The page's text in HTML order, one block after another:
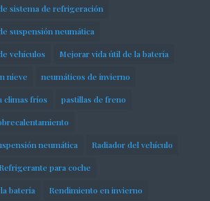
sistema de refrigeración
suspensión neumática
vehículos Mejorar vida útil de la batería
nieve neumáticos de invierno
climas fríos pastillas de freno
neumática Radiador del vehículo
Refrigerante para coche
batería Rendimiento en invierno